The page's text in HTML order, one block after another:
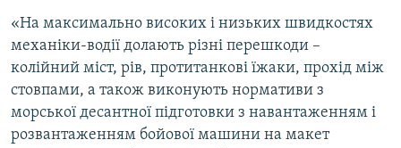
«На максимально високих і низьких швидкостях
механіки-водії долають різні перешкоди –
колійний міст, рів, протитанкові їжаки, прохід між
стовпами, а також виконують нормативи з
морської десантної підготовки з навантаженням і
розвантаженням бойової машини на макет